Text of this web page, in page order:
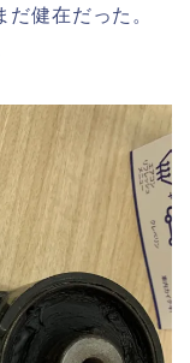
健在だった。